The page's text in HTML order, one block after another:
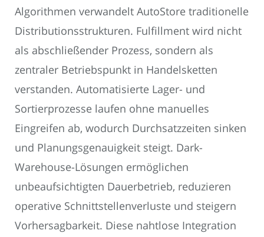
Algorithmen verwandelt AutoStore traditionelle
Distributionsstrukturen. Fulfillment wird nicht
als abschließender Prozess, sondern als
zentraler Betriebspunkt in Handelsketten
verstanden. Automatisierte Lager- und
Sortierprozesse laufen ohne manuelles
Eingreifen ab, wodurch Durchsatzzeiten sinken
und Planungsgenauigkeit steigt. Dark-
Warehouse-Lösungen ermöglichen
unbeaufsichtigten Dauerbetrieb, reduzieren
operative Schnittstellenverluste und steigern
Vorhersagbarkeit. Diese nahtlose Integration